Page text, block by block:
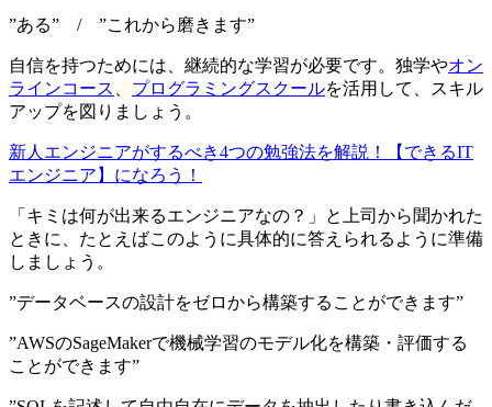
”ある” / ”これから磨きます”
自信を持つためには、継続的な学習が必要です。独学やオン
ラインコース
プログラミングスクールを活用して、スキル
アップを図りましょう。
新人エンジニアがするべき4つの勉強法を解説！【できるIT
エンジニア】になろう！
「キミは何が出来るエンジニアなの？」と上司から聞かれた
ときに、たとえばこのように具体的に答えられるように準備
しましょう。
”データベースの設計をゼロから構築することができます”
”AWSのSageMakerで機械学習のモデル化を構築・評価する
ことができます”